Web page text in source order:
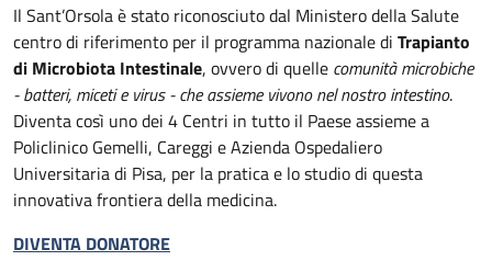
Il Sant’Orsola è stato riconosciuto dal Ministero della Salute
centro di riferimento per il programma nazionale di Trapianto
di Microbiota Intestinale, ovvero di quelle comunità microbiche
- batteri, miceti e virus - che assieme vivono nel nostro intestino.
Diventa così uno dei 4 Centri in tutto il Paese assieme a
Policlinico Gemelli, Careggi e Azienda Ospedaliero
Universitaria di Pisa, per la pratica e lo studio di questa
innovativa frontiera della medicina.
DIVENTA DONATORE